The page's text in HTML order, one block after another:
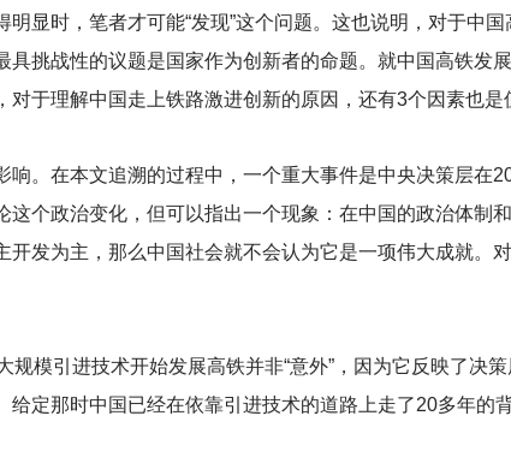
明显时，笔者才可能“发现”这个问题。这也说明，对于中
具挑战性的议题是国家作为创新者的命题。就中国高铁发
对于理解中国走上铁路激进创新的原因，还有3个因素也是
响。在本文追溯的过程中，一个重大事件是中央决策层在
这个政治变化，但可以指出一个现象：在中国的政治体制
开发为主，那么中国社会就不会认为它是一项伟大成就。
规模引进技术开始发展高铁并非“意外”，因为它反映了决
给定那时中国已经在依靠引进技术的道路上走了20多年的